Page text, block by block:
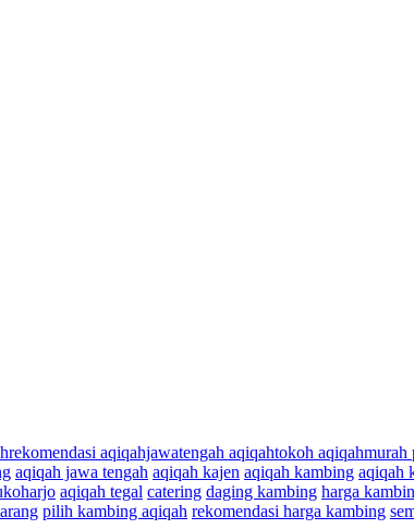
aqiqahjawatengah aqiqahtokoh aqiqahmurah
aqiqah jawa tengah aqiqah kajen aqiqah kambing aqiqah
aqiqah tegal catering daging kambing harga
pilih kambing aqiqah rekomendasi harga kambing